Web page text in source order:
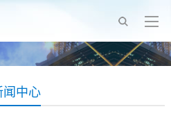
闻中心